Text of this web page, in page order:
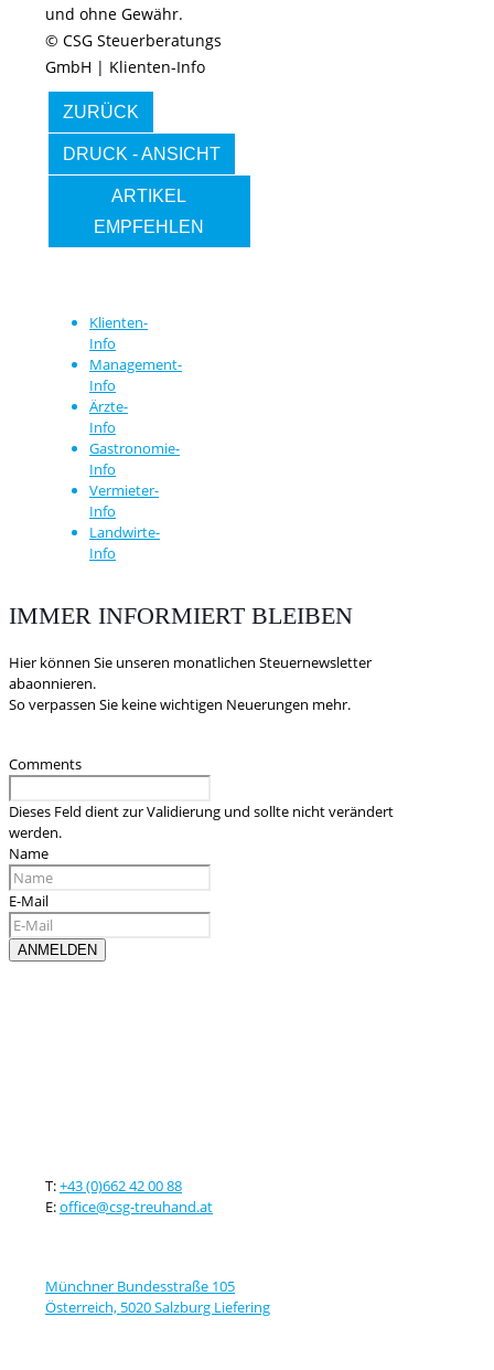
und ohne Gewähr.
© CSG Steuerberatungs
GmbH | Klienten-Info
ZURÜCK
DRUCK - ANSICHT
ARTIKEL
EMPFEHLEN
Klienten-
Info
Management-
Info
Ärzte-
Info
Gastronomie-
Info
Vermieter-
Info
Landwirte-
Info
IMMER INFORMIERT BLEIBEN
Hier können Sie unseren monatlichen Steuernewsletter
abaonnieren.
So verpassen Sie keine wichtigen Neuerungen mehr.
Comments
Dieses Feld dient zur Validierung und sollte nicht verändert
werden.
Name
E-Mail
T:+43 (0)662 42 00 88
E:office@csg-treuhand.at
Münchner Bundesstraße 105
Österreich, 5020 Salzburg Liefering